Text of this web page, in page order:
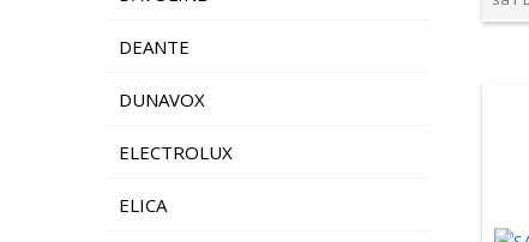
DEANTE
DUNAVOX
ELECTROLUX
ELICA